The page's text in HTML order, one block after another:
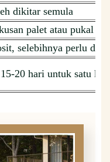
dikitar semula
palet atau pukal
selebihnya perlu
20 hari untuk satu